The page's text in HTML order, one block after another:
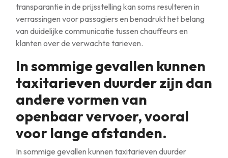
transparantie in de prijsstelling kan soms resulteren in
verrassingen voor passagiers en benadrukt het belang
van duidelijke communicatie tussen chauffeurs en
klanten over de verwachte tarieven.
In sommige gevallen kunnen
taxitarieven duurder zijn dan
andere vormen van
openbaar vervoer, vooral
voor lange afstanden.
In sommige gevallen kunnen taxitarieven duurder